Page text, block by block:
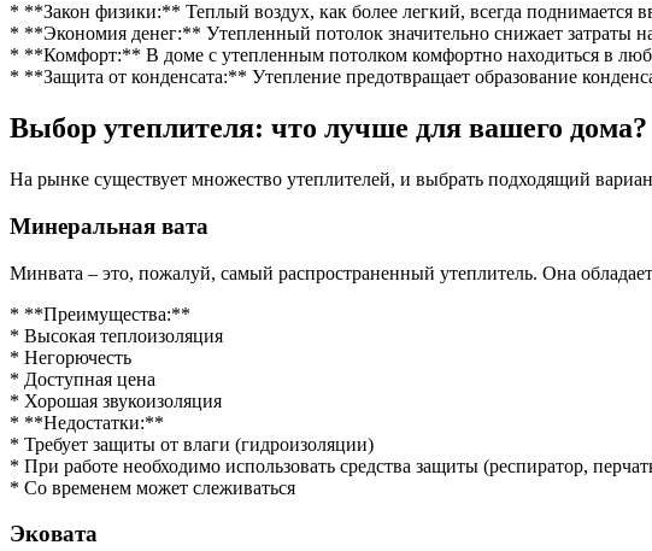
* **Закон физики:** Теплый воздух, как более легкий, всегда поднимается
* **Экономия денег:** Утепленный потолок значительно снижает затраты
* **Комфорт:** В доме с утепленным потолком комфортно находиться в
* **Защита от конденсата:** Утепление предотвращает образование
Выбор утеплителя: что лучше для вашего дома?
На рынке существует множество утеплителей, и выбрать подходящий
Минеральная вата
Минвата – это, пожалуй, самый распространенный утеплитель. Она
* **Преимущества:**
* Высокая теплоизоляция
* Негорючесть
* Доступная цена
* Хорошая звукоизоляция
* **Недостатки:**
* Требует защиты от влаги (гидроизоляции)
* При работе необходимо использовать средства защиты (респиратор,
* Со временем может слеживаться
Эковата